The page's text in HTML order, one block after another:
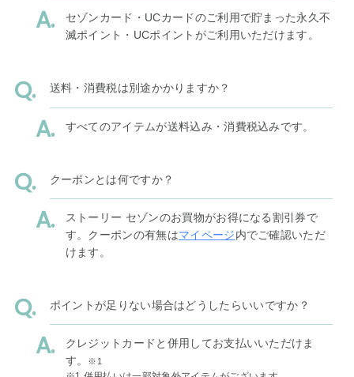
セゾンカード・UCカードのご利用で貯まった永久不
滅ポイント・UCポイントがご利用いただけます。
送料・消費税は別途かかりますか？
すべてのアイテムが送料込み・消費税込みです。
クーポンとは何ですか？
ストーリー セゾンのお買物がお得になる割引券で
す。クーポンの有無はマイページ内でご確認いただ
けます。
ポイントが足りない場合はどうしたらいいですか？
クレジットカードと併用してお支払いいただけま
す。
※1